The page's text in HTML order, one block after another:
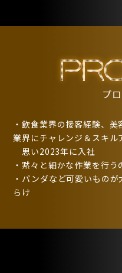
プ
・飲食業界の接客経験、
業界にチャレンジ＆スキル
思い2023年に入社
・黙々と細かな作業を行う
・パンダなど可愛いもの
らけ